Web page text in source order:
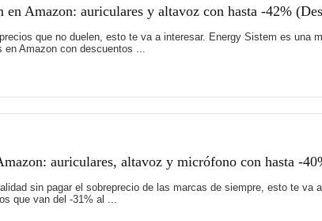
en Amazon: auriculares y altavoz con hasta -42%
que no duelen, esto te va a interesar. Energy Sistem es una
en Amazon con descuentos ...
auriculares, altavoz y micrófono con hasta -
sin pagar el sobreprecio de las marcas de siempre, esto te va
que van del -31% al ...